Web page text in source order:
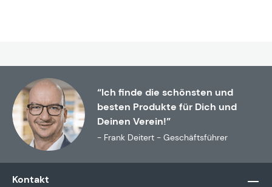
“Ich finde die schönsten und
besten Produkte für Dich und
Deinen Verein!”
- Frank Deitert - Geschäftsführer
Kontakt